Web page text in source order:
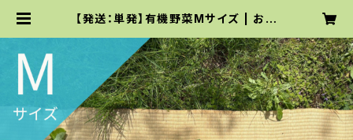
【発送：単発】有機野菜Mサイズ | お取